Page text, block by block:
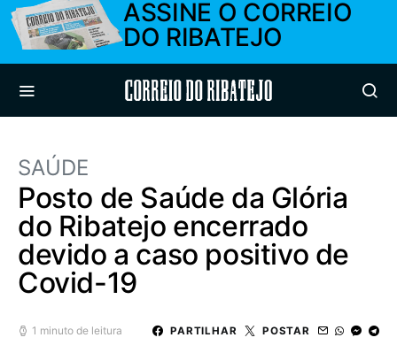
ASSINE O CORREIO
DO RIBATEJO
Correio do Ribatejo
SAÚDE
Posto de Saúde da Glória
do Ribatejo encerrado
devido a caso positivo de
Covid-19
1 minuto de leitura PARTILHAR POSTAR